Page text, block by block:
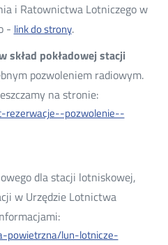
i Ratownictwa Lotniczego w
- link do strony.
skład pokładowej stacji
pozwoleniem radiowym.
na stronie:
rezerwacje--pozwolenie--
dla stacji lotniskowej,
w Urzędzie Lotnictwa
powietrzna/lun-lotnicze-